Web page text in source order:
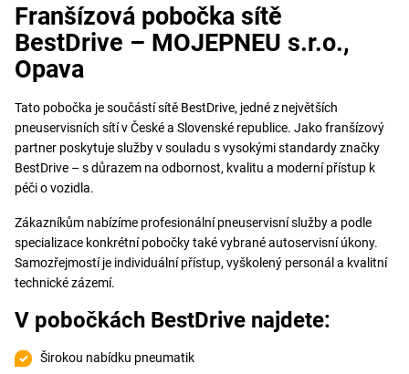
Franšízová pobočka sítě
BestDrive – MOJEPNEU s.r.o.,
Opava
Tato pobočka je součástí sítě BestDrive, jedné z největších
pneuservisních sítí v České a Slovenské republice. Jako franšízový
partner poskytuje služby v souladu s vysokými standardy značky
BestDrive – s důrazem na odbornost, kvalitu a moderní přístup k
péči o vozidla.
Zákazníkům nabízíme profesionální pneuservisní služby a podle
specializace konkrétní pobočky také vybrané autoservisní úkony.
Samozřejmostí je individuální přístup, vyškolený personál a kvalitní
technické zázemí.
V pobočkách BestDrive najdete:
Širokou nabídku pneumatik